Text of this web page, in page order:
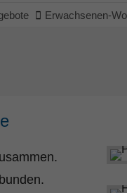
Erwachsenen-